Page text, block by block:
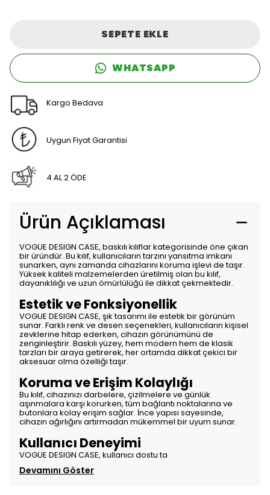
SEPETE EKLE
WHATSAPP
Kargo Bedava
Uygun Fiyat Garantisi
4 AL 2 ÖDE
Ürün Açıklaması
VOGUE DESIGN CASE, baskılı kılıflar kategorisinde öne çıkan
bir üründür. Bu kılıf, kullanıcıların tarzını yansıtma imkanı
sunarken, aynı zamanda cihazlarını koruma işlevi de taşır.
Yüksek kaliteli malzemelerden üretilmiş olan bu kılıf,
dayanıklılığı ve uzun ömürlülüğü ile dikkat çekmektedir.
Estetik ve Fonksiyonellik
VOGUE DESIGN CASE, şık tasarımı ile estetik bir görünüm
sunar. Farklı renk ve desen seçenekleri, kullanıcıların kişisel
zevklerine hitap ederken, cihazın görünümünü de
zenginleştirir. Baskılı yüzey, hem modern hem de klasik
tarzları bir araya getirerek, her ortamda dikkat çekici bir
aksesuar olma özelliği taşır.
Koruma ve Erişim Kolaylığı
Bu kılıf, cihazınızı darbelere, çizilmelere ve günlük
aşınmalara karşı korurken, tüm bağlantı noktalarına ve
butonlara kolay erişim sağlar. İnce yapısı sayesinde,
cihazın ağırlığını artırmadan mükemmel bir uyum sunar.
Kullanıcı Deneyimi
VOGUE DESIGN CASE, kullanıcı dostu ta
Devamını Göster